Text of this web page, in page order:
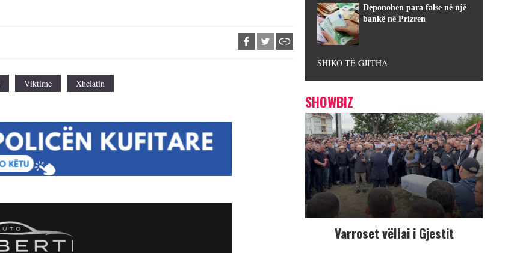
Viktime Xhelatin
Deponohen para false në një
bankë në Prizren
SHIKO TË GJITHA
SHOWBIZ
Varroset vëllai i Gjestit